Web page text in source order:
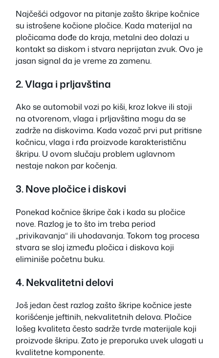
Najčešći odgovor na pitanje zašto škripe kočnice
su istrošene kočione pločice. Kada materijal na
pločicama dođe do kraja, metalni deo dolazi u
kontakt sa diskom i stvara neprijatan zvuk. Ovo je
jasan signal da je vreme za zamenu.
2. Vlaga i prljavština
Ako se automobil vozi po kiši, kroz lokve ili stoji
na otvorenom, vlaga i prljavština mogu da se
zadrže na diskovima. Kada vozač prvi put pritisne
kočnicu, vlaga i rđa proizvode karakterističnu
škripu. U ovom slučaju problem uglavnom
nestaje nakon par kočenja.
3. Nove pločice i diskovi
Ponekad kočnice škripe čak i kada su pločice
nove. Razlog je to što im treba period
„privikavanja“ ili uhodavanja. Tokom tog procesa
stvara se sloj između pločica i diskova koji
eliminiše početnu buku.
4. Nekvalitetni delovi
Još jedan čest razlog zašto škripe kočnice jeste
korišćenje jeftinih, nekvalitetnih delova. Pločice
lošeg kvaliteta često sadrže tvrde materijale koji
proizvode škripu. Zato je preporuka uvek ulagati u
kvalitetne komponente.